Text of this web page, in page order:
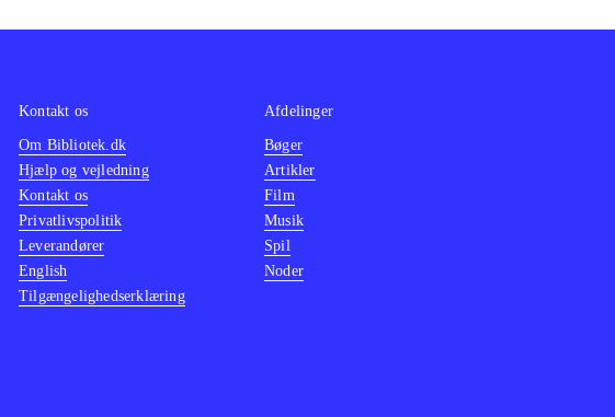
Kontakt os
Om Bibliotek.dk
Hjælp og vejledning
Kontakt os
Privatlivspolitik
Leverandører
English
Tilgængelighedserklæring
Afdelinger
Bøger
Artikler
Film
Musik
Spil
Noder